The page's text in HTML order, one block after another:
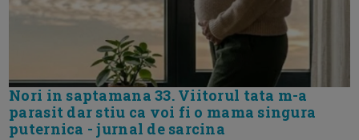
Nori in saptamana 33. Viitorul tata m-a
parasit dar stiu ca voi fi o mama singura
puternica - jurnal de sarcina